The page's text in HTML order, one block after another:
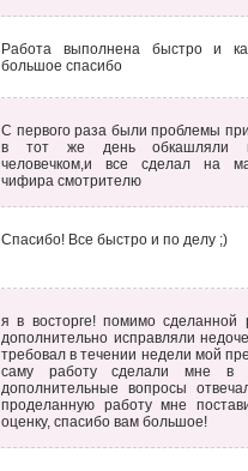
Работа выполнена быстро и
большое спасибо
С первого раза были проблемы
в тот же день обкашляли
человечком,и все сделал на
чифира смотрителю
Спасибо! Все быстро и по делу ;)
я в восторге! помимо сделанной
дополнительно исправляли
требовал в течении недели мой
саму работу сделали мне
дополнительные вопросы
проделанную работу мне
оценку, спасибо вам большое!